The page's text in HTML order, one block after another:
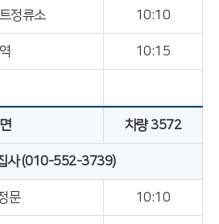
정류소 10:10
10:15
차량 3572
사 (010-552-3739)
문 10:10